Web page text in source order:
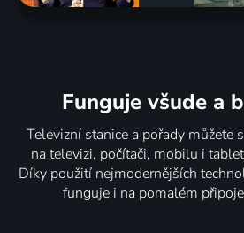
Funguje všude a
Televizní stanice a pořady můžete
na televizi, počítači, mobilu i
Díky použití nejmodernějších
funguje i na pomalém